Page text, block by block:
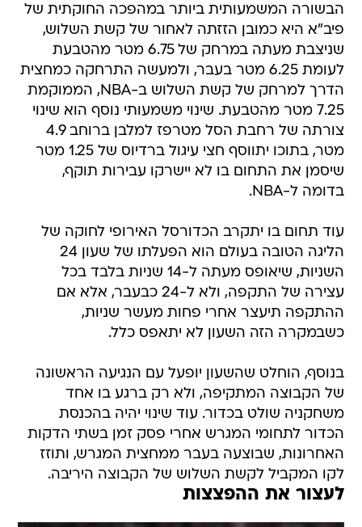
הבשורה המשמעותית ביותר במהפכה החוקתית של
פיב"א היא כמובן הזזתה לאחור של קשת השלוש,
שניצבת מעתה במרחק של 6.75 מטר מהטבעת
לעומת 6.25 מטר בעבר, ולמעשה התרחקה כמחצית
הדרך למרחק של קשת השלוש ב-NBA, הממוקמת
7.25 מטר מהטבעת. שינוי משמעותי נוסף הוא שינוי
צורתה של רחבת הסל מטרפז למלבן ברוחב 4.9
מטר, בתוכו יתווסף חצי עיגול ברדיוס של 1.25 מטר
שיסמן את התחום בו לא יישרקו עבירות תוקף,
בדומה ל-NBA.
עוד תחום בו יתקרב הכדורסל האירופי לחוקה של
הליגה הטובה בעולם הוא הפעלתו של שעון 24
השניות, שיאופס מעתה ל-14 שניות בלבד בכל
עצירה של התקפה, ולא ל-24 כבעבר, אלא אם
ההתקפה תיעצר אחרי פחות מעשר שניות,
כשבמקרה הזה השעון לא יתאפס כלל.
בנוסף, הוחלט שהשעון יופעל עם הנגיעה הראשונה
של הקבוצה המתקיפה, ולא רק ברגע בו אחד
משחקניה שולט בכדור. עוד שינוי יהיה בהכנסת
הכדור לתחומי המגרש אחרי פסק זמן בשתי הדקות
האחרונות, שבוצעה בעבר ממחצית המגרש, ותוזז
לקו המקביל לקשת השלוש של הקבוצה היריבה.
לעצור את ההפצצות